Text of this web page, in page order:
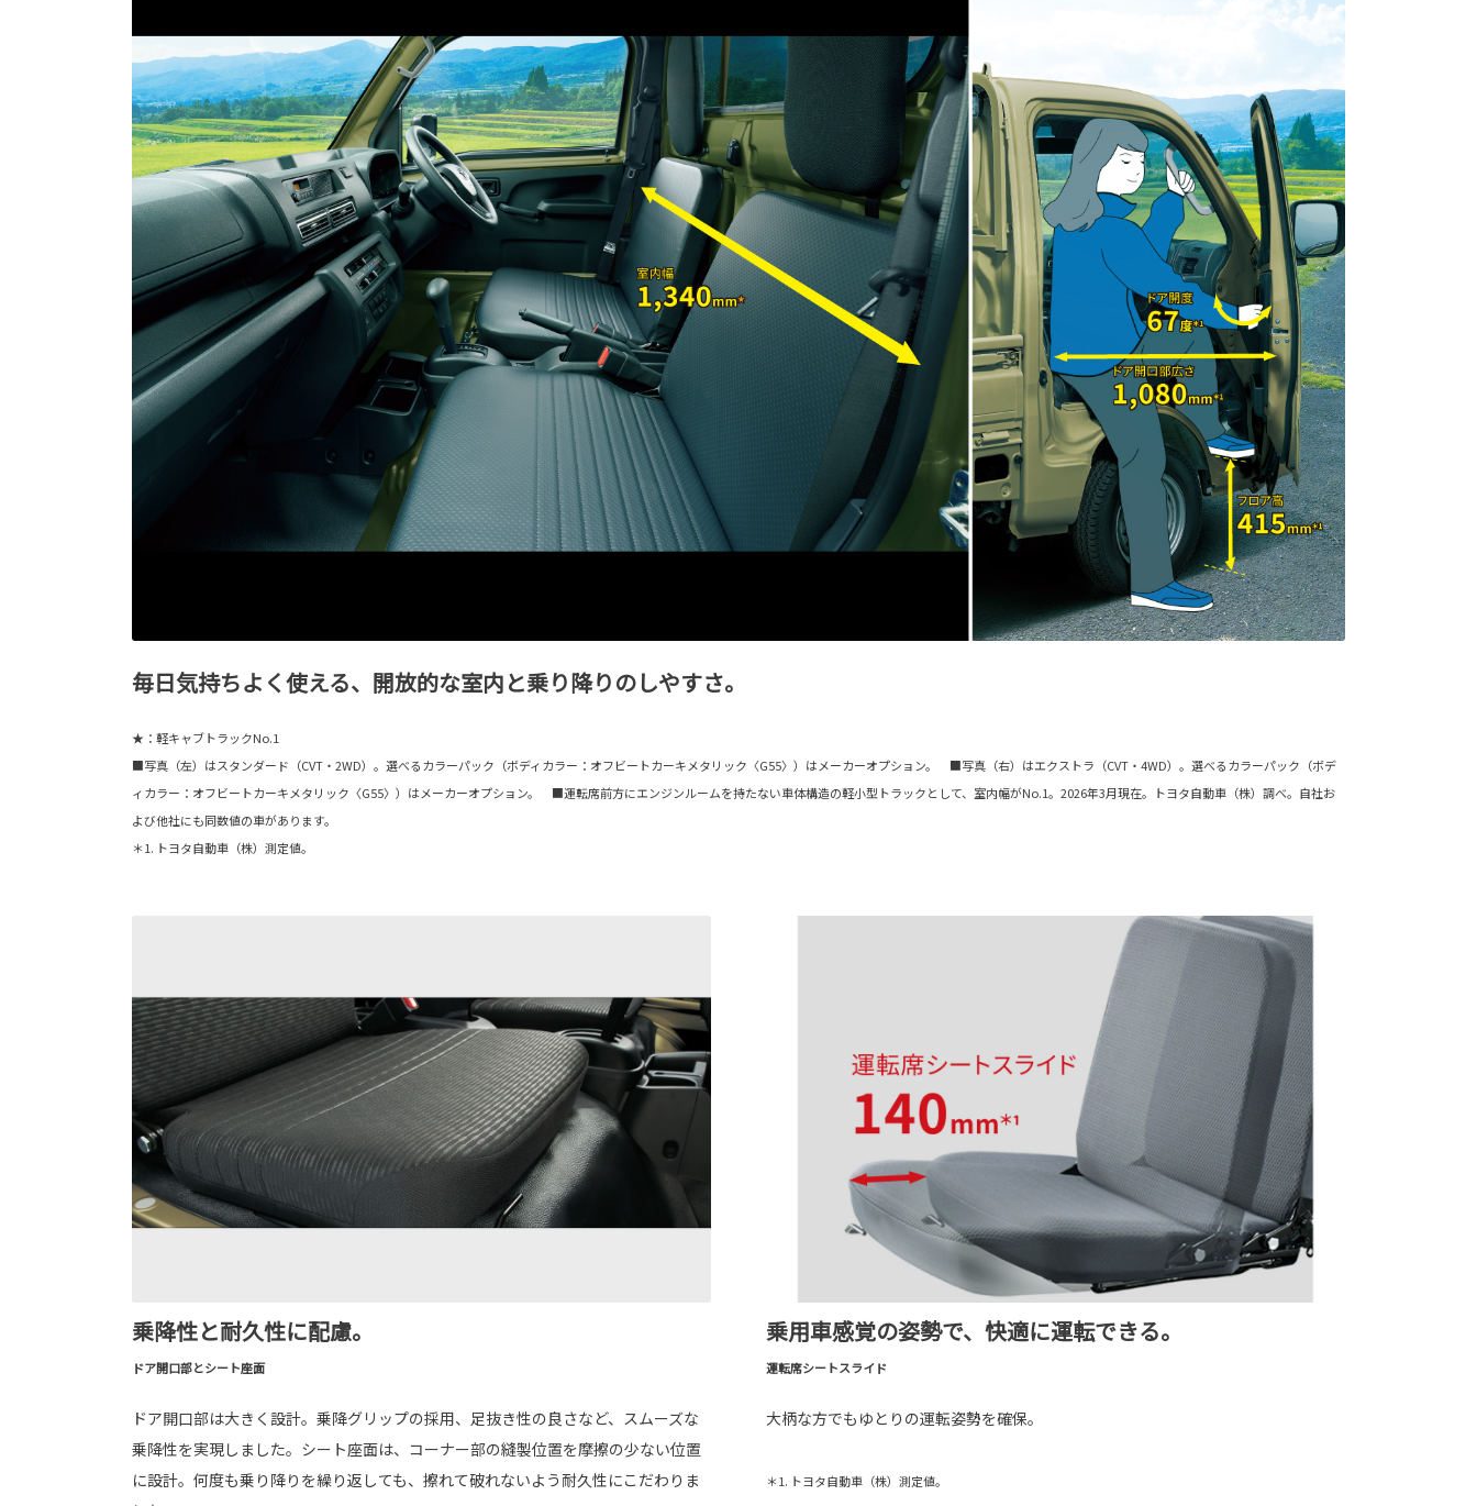
毎日気持ちよく使える、開放的な室内と乗り降りのしやすさ。
★：軽キャブトラックNo.1
■写真（左）はスタンダード（CVT・2WD）。選べるカラーパック（ボディカラー：オフビートカーキメタリック〈G55〉）はメーカーオプション。 ■写真（右）はエクストラ（CVT・4WD）。選べるカラーパック（ボデ
ィカラー：オフビートカーキメタリック〈G55〉）はメーカーオプション。 ■運転席前方にエンジンルームを持たない車体構造の軽小型トラックとして、室内幅がNo.1。2026年3月現在。トヨタ自動車（株）調べ。自社お
よび他社にも同数値の車があります。
＊1. トヨタ自動車（株）測定値。
乗降性と耐久性に配慮。
ドア開口部とシート座面
ドア開口部は大きく設計。乗降グリップの採用、足抜き性の良さなど、スムーズな
乗降性を実現しました。シート座面は、コーナー部の縫製位置を摩擦の少ない位置
に設計。何度も乗り降りを繰り返しても、擦れて破れないよう耐久性にこだわりま
乗用車感覚の姿勢で、快適に運転できる。
運転席シートスライド
大柄な方でもゆとりの運転姿勢を確保。
＊1. トヨタ自動車（株）測定値。